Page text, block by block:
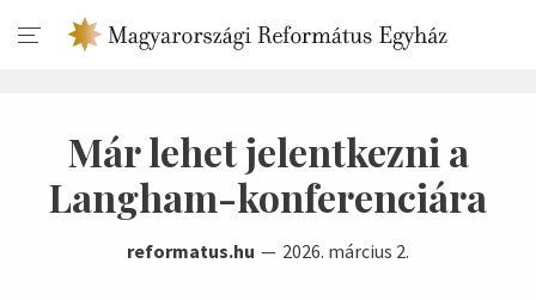
Már lehet jelentkezni a
Langham-konferenciára
reformatus.hu 2026. március 2.